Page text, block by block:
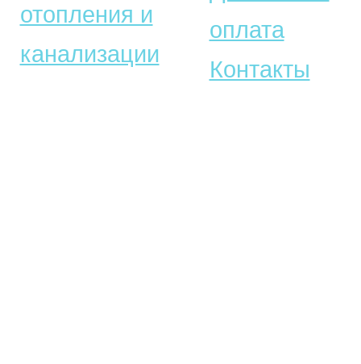
отопления и
канализации
оплата
Контакты